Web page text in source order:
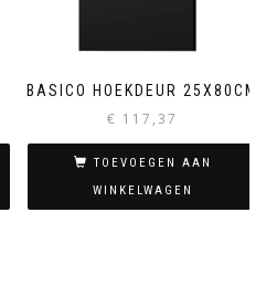
BASICO HOEKDEUR 25X80CM
€ 117,37
TOEVOEGEN AAN
WINKELWAGEN